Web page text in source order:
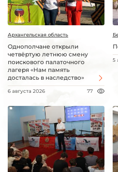
Архангельская область
Однополчане открыли
четвёртую летнюю смену
поискового палаточного
лагеря «Нам память
досталась в наследство»
6 августа 2026 77
5